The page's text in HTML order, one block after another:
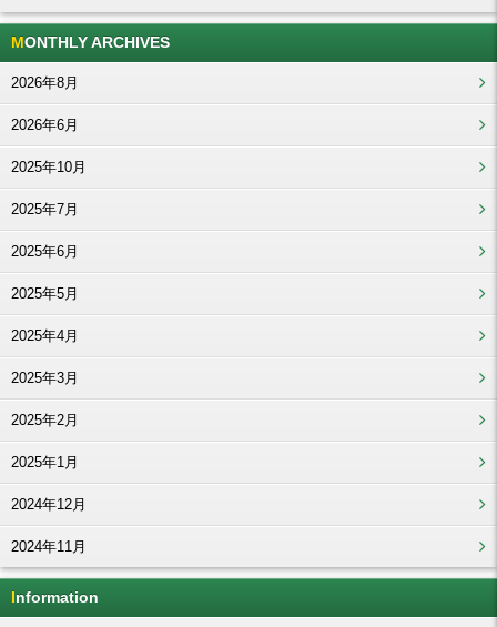
MONTHLY ARCHIVES
2026年8月
2026年6月
2025年10月
2025年7月
2025年6月
2025年5月
2025年4月
2025年3月
2025年2月
2025年1月
2024年12月
2024年11月
Information